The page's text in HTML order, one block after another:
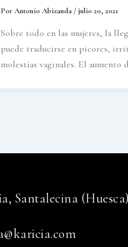
PorAntonio Abizanda / julio 20, 2021
Sobre todo en las mujeres, la
puede traducirse en picores,
molestias vaginales. El aumento
Santalecina (Huesca)